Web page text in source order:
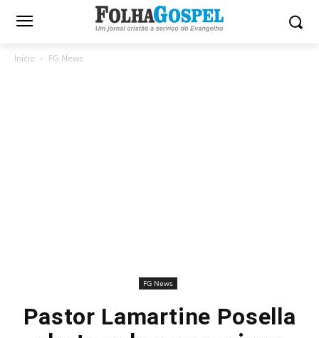
Início FG News
FG News
Pastor Lamartine Posella